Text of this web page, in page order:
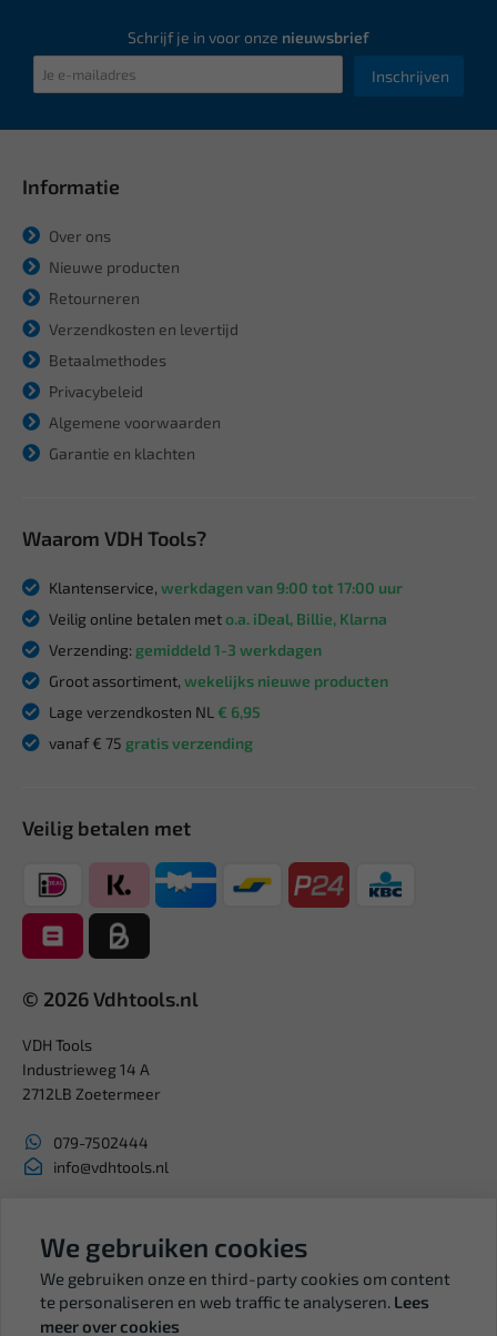
Schrijf je in voor onze nieuwsbrief
Inschrijven
Informatie
Over ons
Nieuwe producten
Retourneren
Verzendkosten en levertijd
Betaalmethodes
Privacybeleid
Algemene voorwaarden
Garantie en klachten
Waarom VDH Tools?
Klantenservice, werkdagen van 9:00 tot 17:00 uur
Veilig online betalen meto.a. iDeal, Billie, Klarna
Verzending: gemiddeld 1-3 werkdagen
Groot assortiment, wekelijks nieuwe producten
Lage verzendkosten NL € 6,95
vanaf € 75 gratis verzending
Veilig betalen met
© 2026 Vdhtools.nl
VDH Tools
Industrieweg 14 A
2712LB Zoetermeer
079-7502444
info@vdhtools.nl
BTW: NL819958657B01
We gebruiken cookies
We gebruiken onze en third-party cookies om content
te personaliseren en web traffic te analyseren. Lees
meer over cookies